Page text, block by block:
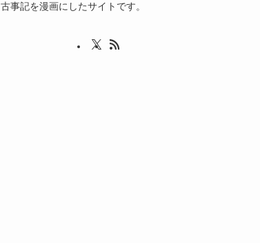
古事記を漫画にしたサイトです。